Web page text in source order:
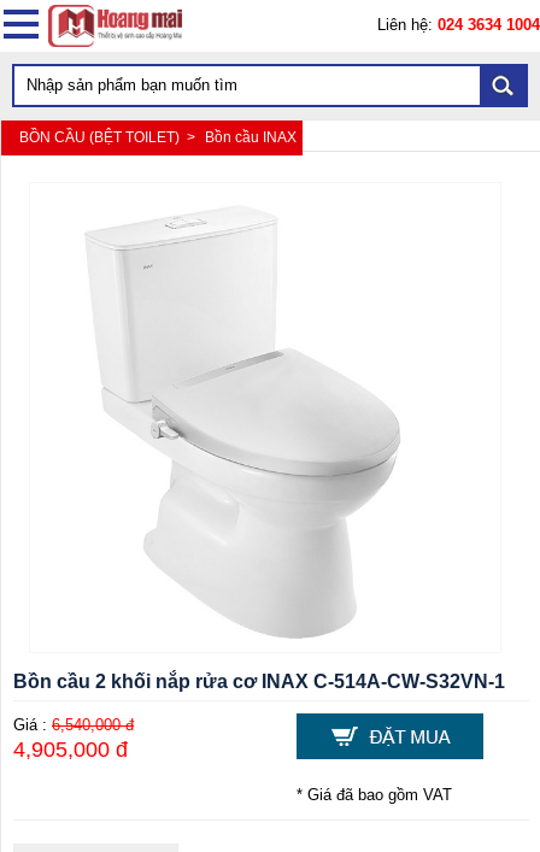
Liên hệ: 024 3634 1004
BỒN CẦU (BỆT TOILET) > Bồn cầu INAX
Bồn cầu 2 khối nắp rửa cơ INAX C-514A-CW-S32VN-1
Giá : 6,540,000 đ
4,905,000 đ
* Giá đã bao gồm VAT